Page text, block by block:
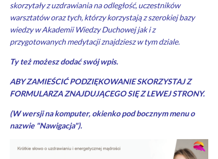
skorzytały zuzdrawiania na odległość, uczestników
warsztatóworaz tych, którzy korzystają z szerokiej bazy
wiedzy wAkademii Wiedzy Duchowejjak i z
przygotowanychmedytacjiznajdziesz w tym dziale.
Ty też możesz dodać swój wpis.
ABY ZAMIEŚCIĆ PODZIĘKOWANIE SKORZYSTAJ Z
FORMULARZA ZNAJDUJĄCEGO SIĘ Z LEWEJ STRONY.
(W wersji na komputer, okienko pod bocznym menu o
nazwie "Nawigacja").